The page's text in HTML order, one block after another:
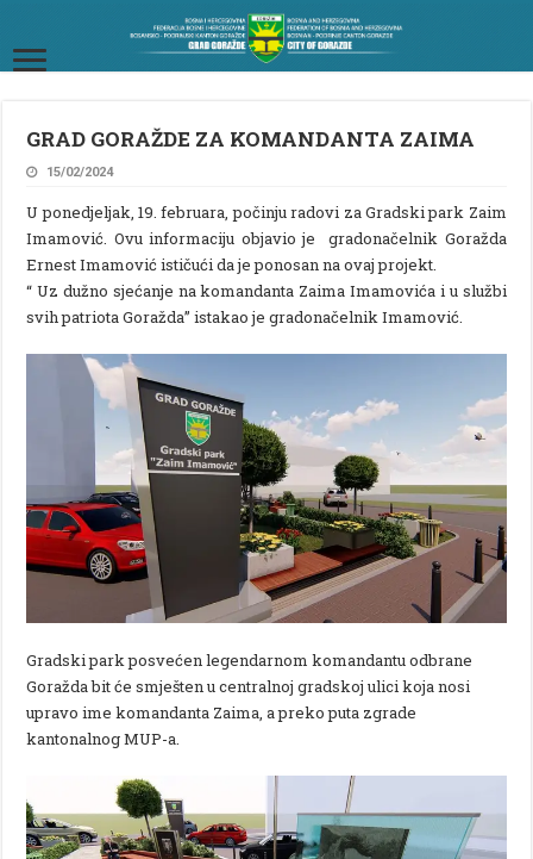
GRAD GORAŽDE ZA KOMANDANTA ZAIMA
15/02/2024
U ponedjeljak, 19. februara, počinju radovi za Gradski park Zaim
Imamović. Ovu informaciju objavio je gradonačelnik Goražda
Ernest Imamović ističući da je ponosan na ovaj projekt.
“ Uz dužno sjećanje na komandanta Zaima Imamovića i u službi
svih patriota Goražda” istakao je gradonačelnik Imamović.
Gradski park posvećen legendarnom komandantu odbrane
Goražda bit će smješten u centralnoj gradskoj ulici koja nosi
upravo ime komandanta Zaima, a preko puta zgrade
kantonalnog MUP-a.